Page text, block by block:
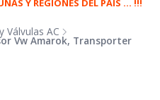
Y REGIONES DEL PAIS ... !!!
Válvulas AC
Vw Amarok, Transporter